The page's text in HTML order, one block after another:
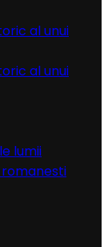
al unui
al unui
lumii